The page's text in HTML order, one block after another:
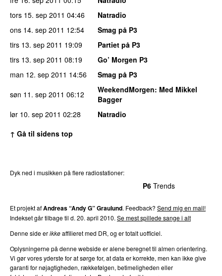
tors 15. sep 2011 04:46
Natradio
ons 14. sep 2011 12:54
Smag på P3
tirs 13. sep 2011 19:09
Partiet på P3
tirs 13. sep 2011 08:19
Go’ Morgen P3
man 12. sep 2011 14:56
Smag på P3
søn 11. sep 2011 06:12 WeekendMorgen: Med Mikkel
Bagger
lør 10. sep 2011 02:28
Natradio
↑ Gå til sidens top
Dyk ned i musikken på flere radiostationer:
P6 Trends
Et projekt afAndreas “Andy G” Graulund. Feedback? Send mig en mail!
Indekset går tilbage til d. 20. april 2010. Se mest spillede sange i alt
Denne side erikkeaffilieret med DR, og er totalt uofficiel.
Oplysningerne på denne webside er alene beregnet til almen orientering.
Vi gør vores yderste for at sørge for, at data er korrekte, men kan ikke give
garanti for nøjagtigheden, rækkefølgen, betimeligheden eller